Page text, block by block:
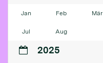
Jan Feb Mär
Jul Aug
2025